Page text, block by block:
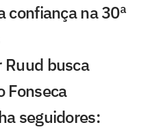
confiança na 30ª
Ruud busca
Fonseca
seguidores: